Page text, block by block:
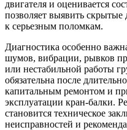
двигателя и оценивается
позволяет выявить
к серьезным поломкам.
Диагностика особенно
шумов, вибрации, рывков
или нестабильной работы
обязательна после
капитальным ремонтом и
эксплуатации кран-балки.
становится техническое
неисправностей и